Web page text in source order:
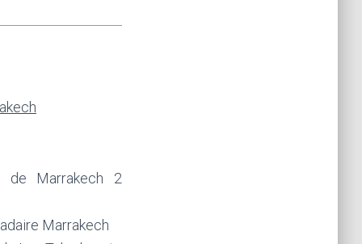
de Marrakech 2
Marrakech